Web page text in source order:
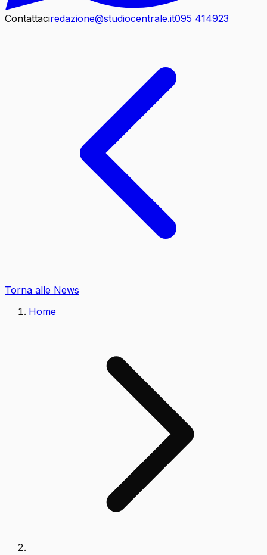
Contattaciredazione@studiocentrale.it095 414923
Torna alle News
Home